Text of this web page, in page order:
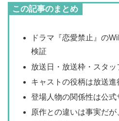
この記事のまとめ
ドラマ『恋愛禁止』の
検証
放送日・放送枠・スタ
キャストの役柄は放送進
登場人物の関係性は公
原作との違いは事実だ